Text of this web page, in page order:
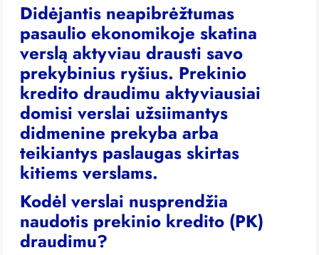
Didėjantis neapibrėžtumas
pasaulio ekonomikoje skatina
verslą aktyviau drausti savo
prekybinius ryšius. Prekinio
kredito draudimu aktyviausiai
domisi verslai užsiimantys
didmenine prekyba arba
teikiantys paslaugas skirtas
kitiems verslams.
Kodėl verslai nusprendžia
naudotis prekinio kredito (PK)
draudimu?